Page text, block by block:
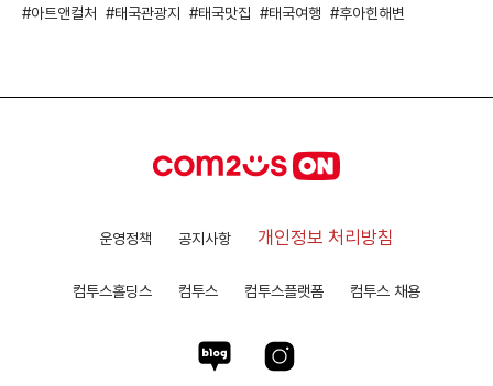
아트앤컬처 태국관광지 태국맛집 태국여행 후아힌해변
운영정책 공지사항 개인정보 처리방침
컴투스홀딩스 컴투스 컴투스플랫폼 컴투스 채용